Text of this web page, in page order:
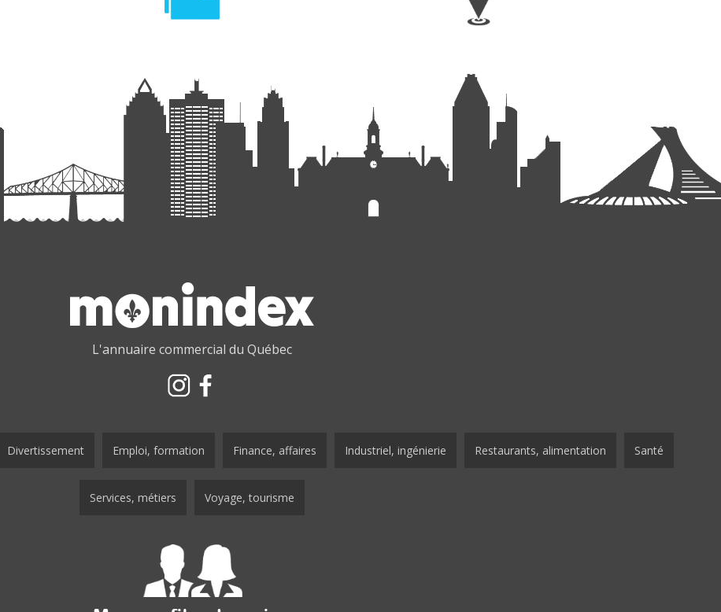
L'annuaire commercial du Québec
Divertissement Emploi, formation Finance, affaires Industriel, ingénierie Restaurants, alimentation Santé
Services, métiers Voyage, tourisme